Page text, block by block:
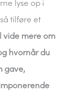
lyse op i
tilføre et
vide mere om
hvornår du
gave,